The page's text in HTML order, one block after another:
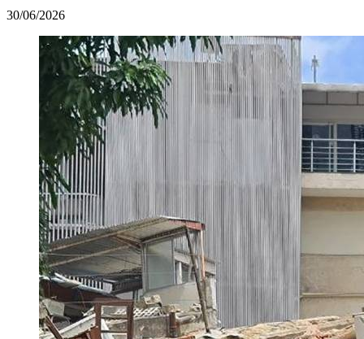
30/06/2026